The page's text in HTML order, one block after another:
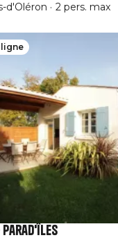
d'Oléron 2 pers. max
ligne
Parad'îles